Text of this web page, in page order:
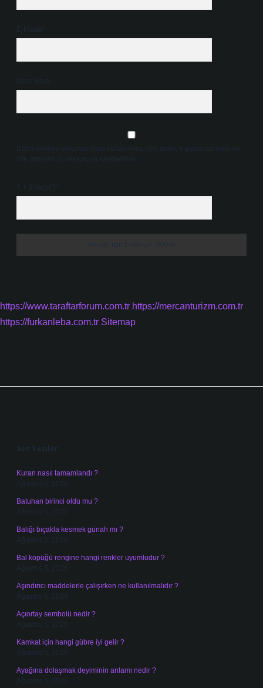
E-Posta*
Web Sitesi
Daha sonraki yorumlarımda kullanılması için adım, e-posta adresim ve
site adresim bu tarayıcıya kaydedilsin.
7 + 8 kaçtır?
https://www.taraftarforum.com.tr https://mercanturizm.com.tr
https://furkanleba.com.tr Sitemap
Son Yazılar
Kuran nasıl tamamlandı ?
Ağustos 6, 2026
Batuhan birinci oldu mu ?
Ağustos 6, 2026
Balığı bıçakla kesmek günah mı ?
Ağustos 5, 2026
Bal köpüğü rengine hangi renkler uyumludur ?
Ağustos 5, 2026
Aşındırıcı maddelerle çalışırken ne kullanılmalıdır ?
Ağustos 5, 2026
Açıortay sembolü nedir ?
Ağustos 5, 2026
Kamkat için hangi gübre iyi gelir ?
Ağustos 5, 2026
Ayağına dolaşmak deyiminin anlamı nedir ?
Ağustos 5, 2026